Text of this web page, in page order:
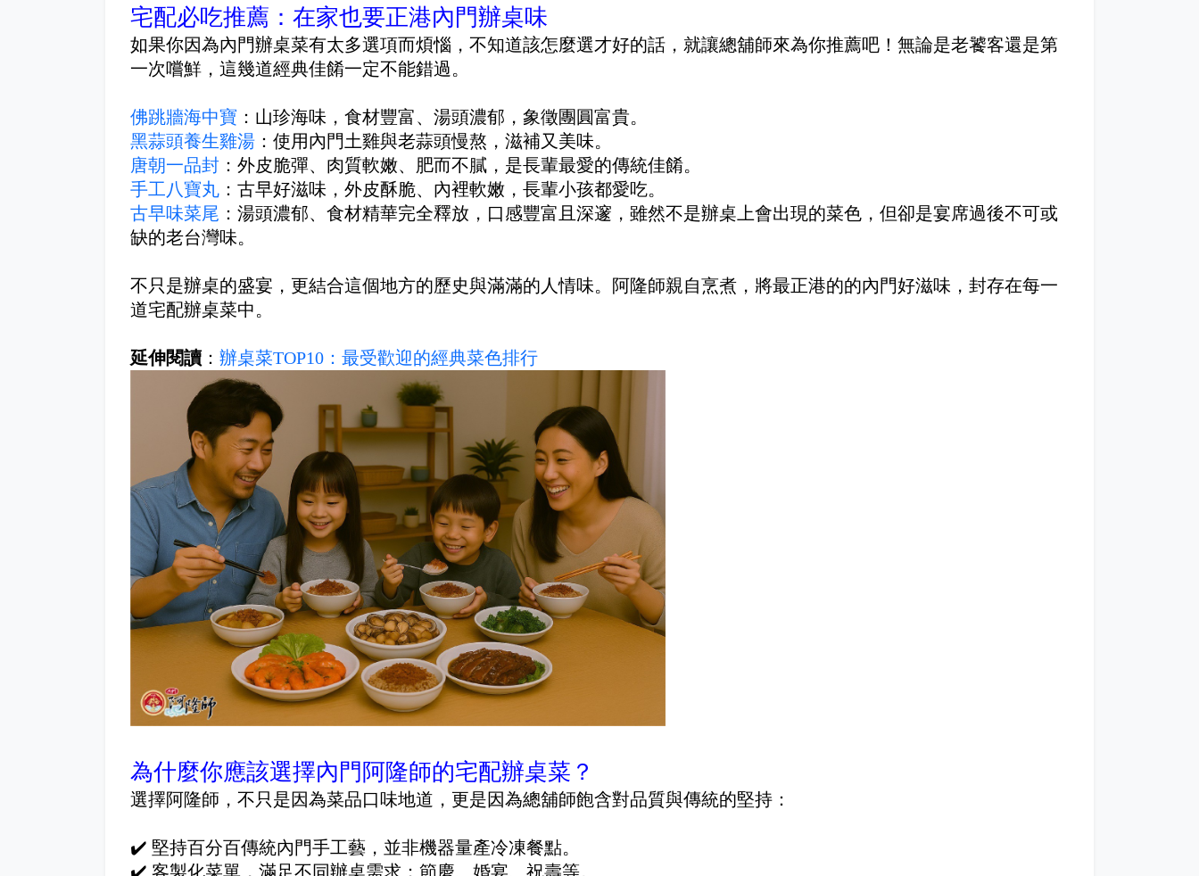
宅配必吃推薦：在家也要正港內門辦桌味
如果你因為內門辦桌菜有太多選項而煩惱，不知道該怎麼選才好的話，就讓總舖師來為你推薦吧！無論是老饕客還是第
一次嚐鮮，這幾道經典佳餚一定不能錯過。
佛跳牆海中寶 ：山珍海味，食材豐富、湯頭濃郁，象徵團圓富貴。
黑蒜頭養生雞湯 ：使用內門土雞與老蒜頭慢熬，滋補又美味。
唐朝一品封 ：外皮脆彈、肉質軟嫩、肥而不膩，是長輩最愛的傳統佳餚。
手工八寶丸 ：古早好滋味，外皮酥脆、內裡軟嫩，長輩小孩都愛吃。
古早味菜尾 ：湯頭濃郁、食材精華完全釋放，口感豐富且深邃，雖然不是辦桌上會出現的菜色，但卻是宴席過後不可或
缺的老台灣味。
不只是辦桌的盛宴，更結合這個地方的歷史與滿滿的人情味。阿隆師親自烹煮，將最正港的的內門好滋味，封存在每一
道宅配辦桌菜中。
延伸閱讀： 辦桌菜TOP10：最受歡迎的經典菜色排行
為什麼你應該選擇內門阿隆師的宅配辦桌菜？
選擇阿隆師，不只是因為菜品口味地道，更是因為總舖師飽含對品質與傳統的堅持：
✔️ 堅持百分百傳統內門手工藝，並非機器量產冷凍餐點。
✔️ 客製化菜單，滿足不同辦桌需求：節慶、婚宴、祝壽等。